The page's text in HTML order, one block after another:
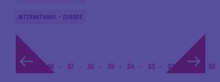
INTERNATIONAL - EUROPE
1... 98 97 96 95 94 93 92 90